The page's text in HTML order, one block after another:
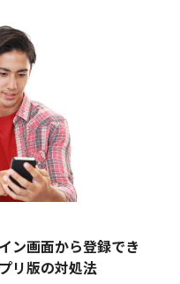
ン画面から登録でき
リ版の対処法